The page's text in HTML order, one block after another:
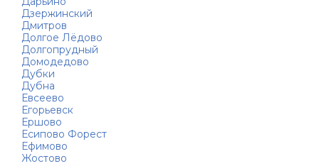
Дзержинский
Дмитров
Долгое Лёдово
Долгопрудный
Домодедово
Дубки
Дубна
Евсеево
Егорьевск
Ершово
Есипово Форест
Ефимово
Жостово